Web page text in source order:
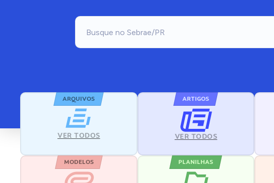
ARQUIVOS
VER TODOS
ARTIGOS
VER TODOS
MODELOS PLANILHAS